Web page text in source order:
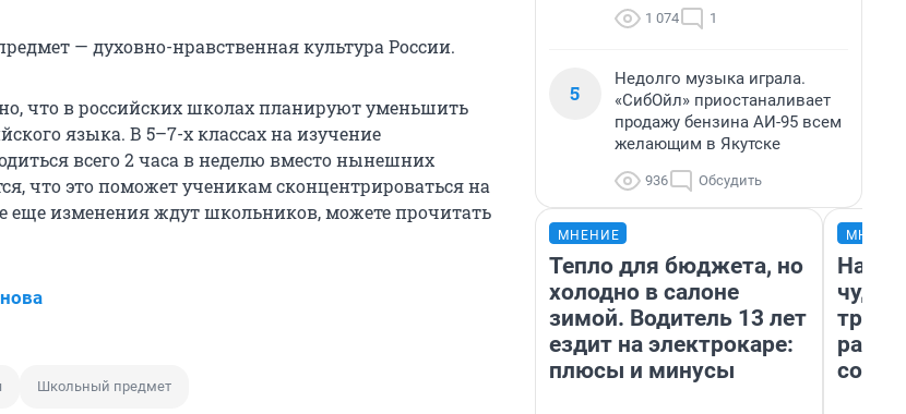
— духовно-нравственная культура России.
что в российских школах планируют уменьшить
языка. В 5–7-х классах на изучение
всего 2 часа в неделю вместо нынешних
что это поможет ученикам сконцентрироваться на
еще изменения ждут школьников, можете прочитать
Школьный предмет
1 074 1
5
Недолго музыка играла.
«СибОйл» приостаналивает
продажу бензина АИ-95 всем
желающим в Якутске
936 Обсудить
МНЕНИЕ
Тепло для бюджета, но
холодно в салоне
зимой. Водитель 13 лет
ездит на электрокаре:
плюсы и минусы